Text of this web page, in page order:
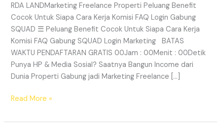
RDA LANDMarketing Freelance Properti Peluang Benefit
Cocok Untuk Siapa Cara Kerja Komisi FAQ Login Gabung
SQUAD ☰ Peluang Benefit Cocok Untuk Siapa Cara Kerja
Komisi FAQ Gabung SQUAD Login Marketing BATAS
WAKTU PENDAFTARAN GRATIS 00Jam : 00Menit : 00Detik
Punya HP & Media Sosial? Saatnya Bangun Income dari
Dunia Properti Gabung jadi Marketing Freelance […]
Read More »